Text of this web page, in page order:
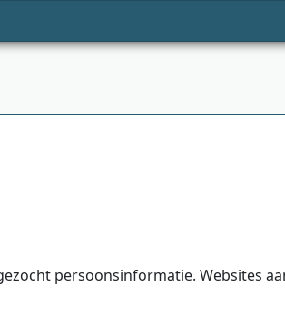
persoonsinformatie. Websites